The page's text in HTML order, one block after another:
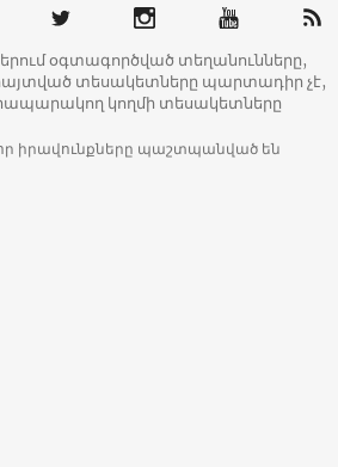
օգտագործված տեղանունները,
տեսակետները պարտադիր չէ,
կողմի տեսակետները
իրավունքները պաշտպանված են